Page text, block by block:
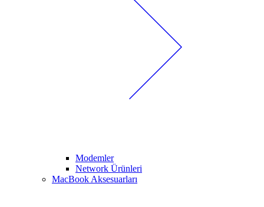
Modemler
Network Ürünleri
MacBook Aksesuarları